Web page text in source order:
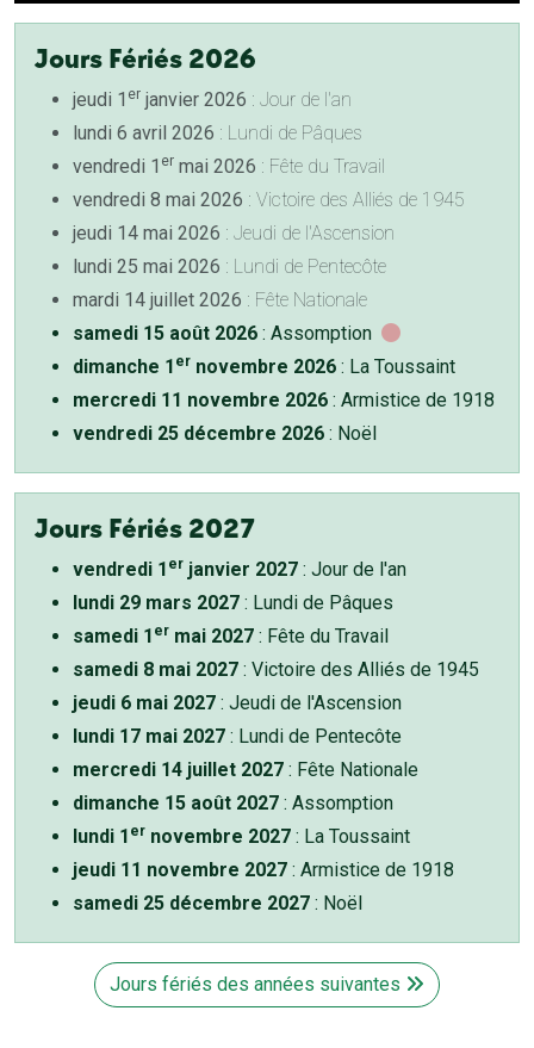
Jours Fériés 2026
jeudi 1 er janvier 2026 : Jour de l'an
lundi 6 avril 2026 : Lundi de Pâques
vendredi 1 er mai 2026 : Fête du Travail
vendredi 8 mai 2026 : Victoire des Alliés de 1945
jeudi 14 mai 2026 : Jeudi de l'Ascension
lundi 25 mai 2026 : Lundi de Pentecôte
mardi 14 juillet 2026 : Fête Nationale
samedi 15 août 2026 : Assomption
dimanche 1 er novembre 2026 : La Toussaint
mercredi 11 novembre 2026 : Armistice de 1918
vendredi 25 décembre 2026 : Noël
Jours Fériés 2027
vendredi 1 er janvier 2027 : Jour de l'an
lundi 29 mars 2027 : Lundi de Pâques
samedi 1 er mai 2027 : Fête du Travail
samedi 8 mai 2027 : Victoire des Alliés de 1945
jeudi 6 mai 2027 : Jeudi de l'Ascension
lundi 17 mai 2027 : Lundi de Pentecôte
mercredi 14 juillet 2027 : Fête Nationale
dimanche 15 août 2027 : Assomption
lundi 1 er novembre 2027 : La Toussaint
jeudi 11 novembre 2027 : Armistice de 1918
samedi 25 décembre 2027 : Noël
Jours fériés des années suivantes